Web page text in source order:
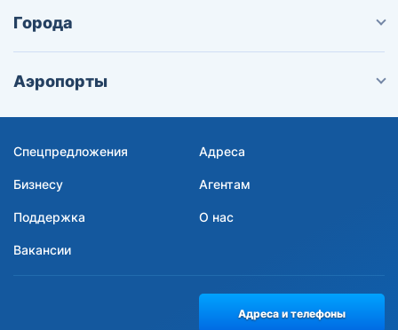
Города
Аэропорты
Спецпредложения Адреса
Бизнесу Агентам
Поддержка О нас
Вакансии
Адреса и телефоны